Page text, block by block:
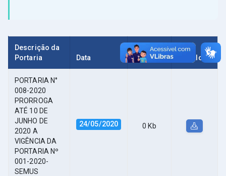
Descrição da
Portaria
Data Tamanho Download
PORTARIA N°
008-2020
PRORROGA
ATÉ 10 DE
JUNHO DE
2020 A
VIGÊNCIA DA
PORTARIA Nº
001-2020-
SEMUS
24/05/2020 0 Kb